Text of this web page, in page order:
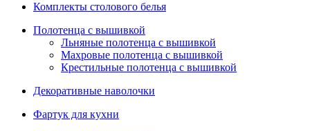
Комплекты столового белья
Полотенца с вышивкой
Льняные полотенца с вышивкой
Махровые полотенца с вышивкой
Крестильные полотенца с вышивкой
Декоративные наволочки
Фартук для кухни